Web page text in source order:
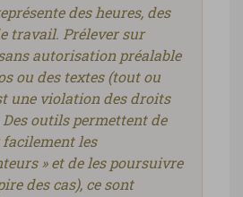
des heures, des
travail. Prélever sur
autorisation préalable
ou des textes (tout ou
une violation des droits
Des outils permettent de
les
» et de les poursuivre
des cas), ce sont